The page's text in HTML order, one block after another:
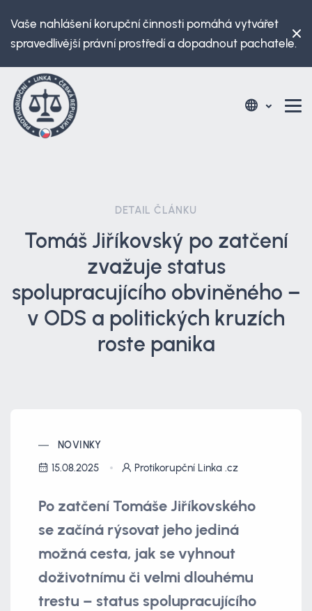
Vaše nahlášení korupční činnosti pomáhá vytvářet
spravedlivější právní prostředí a dopadnout pachatele.
DETAIL ČLÁNKU
Tomáš Jiříkovský po zatčení
zvažuje status
spolupracujícího obviněného –
v ODS a politických kruzích
roste panika
NOVINKY
15.08.2025 Protikorupční Linka .cz
Po zatčení Tomáše Jiříkovského
se začíná rýsovat jeho jediná
možná cesta, jak se vyhnout
doživotnímu či velmi dlouhému
trestu – status spolupracujícího